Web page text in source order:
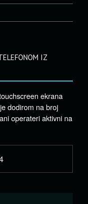
IZ
ekrana
dodirom na broj
operateri aktivni na